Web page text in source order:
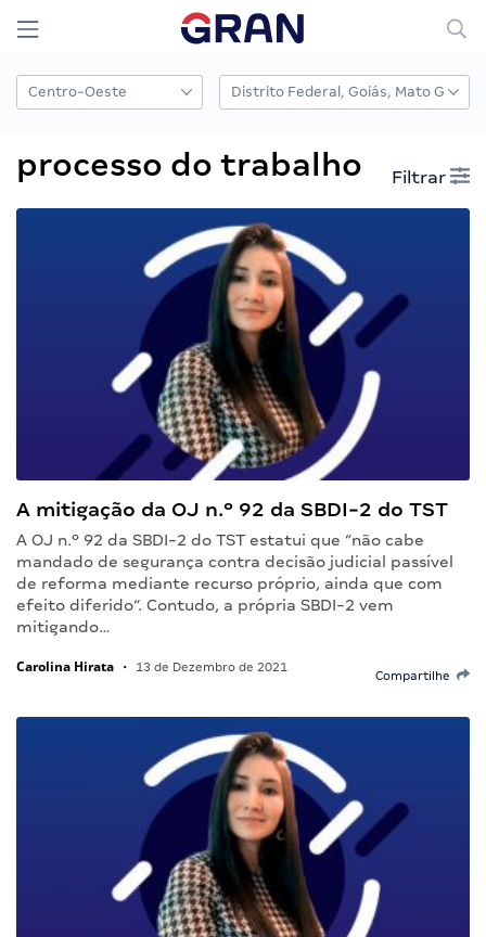
processo do trabalho Filtrar
A mitigação da OJ n.º 92 da SBDI-2 do TST
A OJ n.º 92 da SBDI-2 do TST estatui que “não cabe
mandado de segurança contra decisão judicial passível
de reforma mediante recurso próprio, ainda que com
efeito diferido“. Contudo, a própria SBDI-2 vem
mitigando…
Carolina Hirata • 13 de Dezembro de 2021
Compartilhe